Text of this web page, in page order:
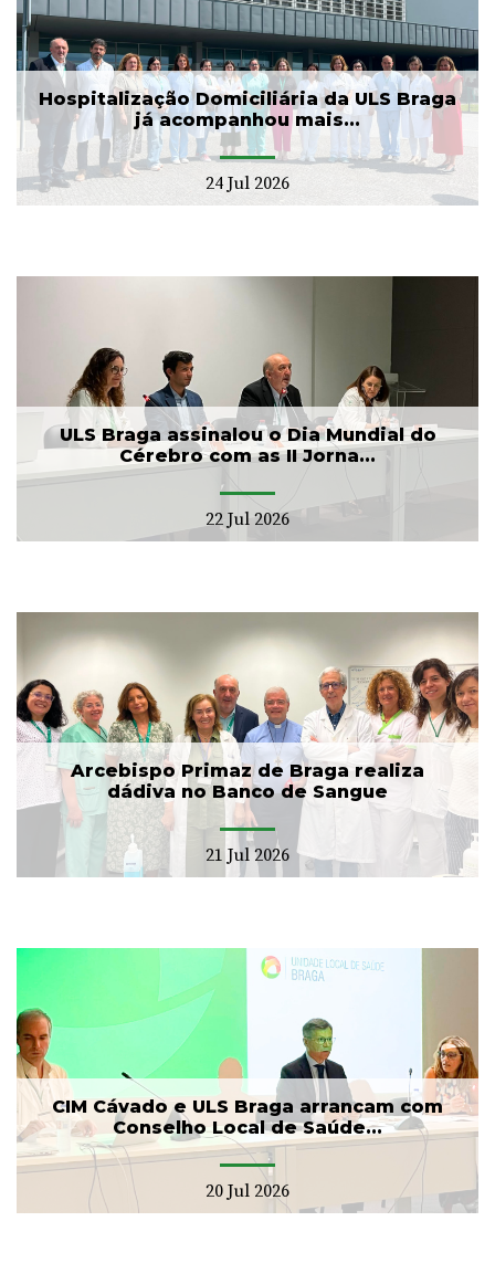
Hospitalização Domiciliária da ULS Braga
já acompanhou mais...
24 Jul 2026
ULS Braga assinalou o Dia Mundial do
Cérebro com as II Jorna...
22 Jul 2026
Arcebispo Primaz de Braga realiza
dádiva no Banco de Sangue
21 Jul 2026
CIM Cávado e ULS Braga arrancam com
Conselho Local de Saúde...
20 Jul 2026